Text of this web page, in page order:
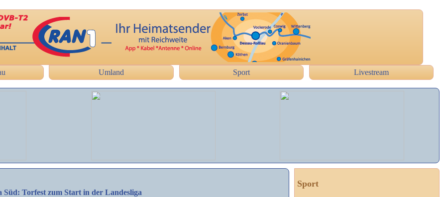
Umland Sport Livestream
Süd: Torfest zum Start in der Landesliga
Sport